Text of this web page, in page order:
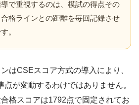
で重視するのは、模試の得点その
合格ラインとの距離を毎回記録させ
。
はCSEスコア方式の導入により、
が変動するわけではありません。
格スコアは1792点で固定されてお